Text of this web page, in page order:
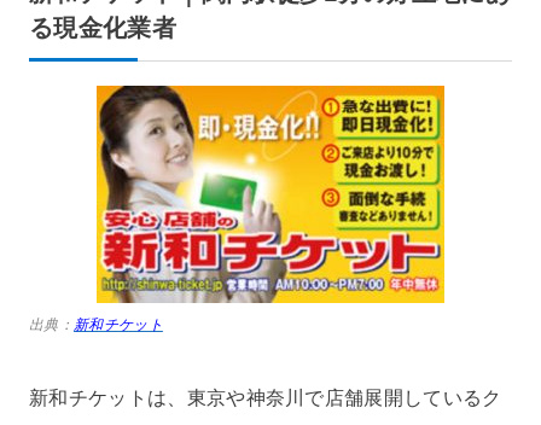
る現金化業者
出典： 新和チケット
新和チケットは、東京や神奈川で店舗展開しているク